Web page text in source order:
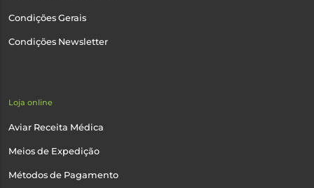
Condições Gerais
Condições Newsletter
Loja online
Aviar Receita Médica
Meios de Expedição
Métodos de Pagamento